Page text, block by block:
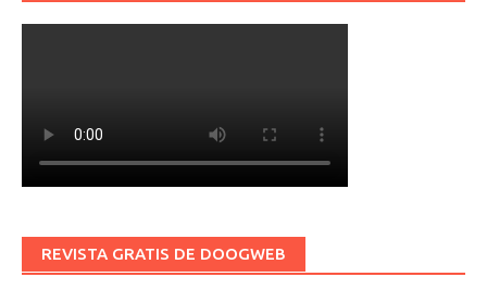
REVISTA GRATIS DE DOOGWEB